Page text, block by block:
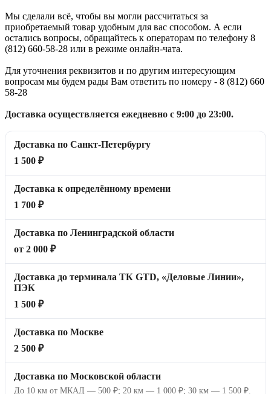
Мы сделали всё, чтобы вы могли рассчитаться за
приобретаемый товар удобным для вас способом. А если
остались вопросы, обращайтесь к операторам по телефону 8
(812) 660-58-28 или в режиме онлайн-чата.
Для уточнения реквизитов и по другим интересующим
вопросам мы будем рады Вам ответить по номеру - 8 (812) 660
58-28
Доставка осуществляется ежедневно с 9:00 до 23:00.
Доставка по Санкт-Петербургу
1 500 ₽
Доставка к определённому времени
1 700 ₽
Доставка по Ленинградской области
от 2 000 ₽
Доставка до терминала ТК GTD, «Деловые Линии»,
ПЭК
1 500 ₽
Доставка по Москве
2 500 ₽
Доставка по Московской области
До 10 км от МКАД — 500 ₽; 20 км — 1 000 ₽; 30 км — 1 500 ₽.